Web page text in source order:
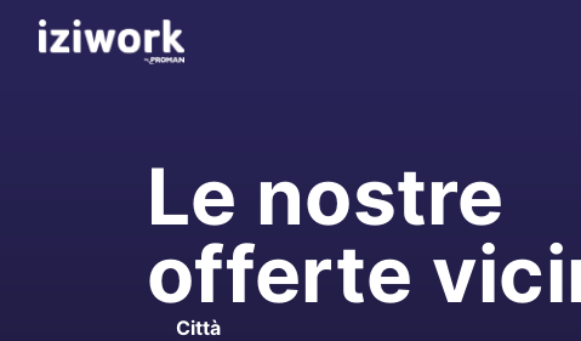
Le nostre
offerte
Città